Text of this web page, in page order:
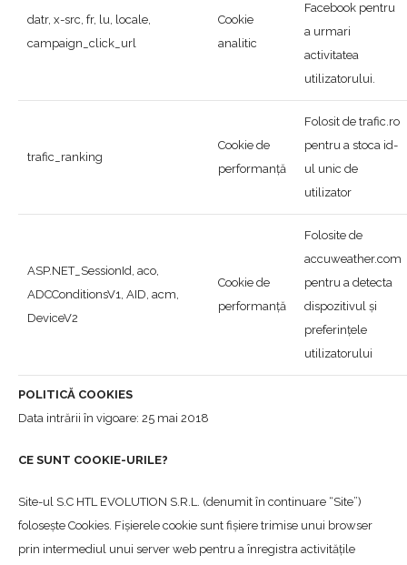
datr, x-src, fr, lu, locale,
campaign_click_url
Cookie
analitic
Facebook pentru
a urmari
activitatea
utilizatorului.
trafic_ranking
Cookie de
performanță
Folosit de trafic.ro
pentru a stoca id-
ul unic de
utilizator
ASP.NET_SessionId, aco,
ADCConditionsV1, AID, acm,
DeviceV2
Cookie de
performanță
Folosite de
accuweather.com
pentru a detecta
dispozitivul și
preferințele
utilizatorului
POLITICĂ COOKIES
Data intrării în vigoare: 25 mai 2018
CE SUNT COOKIE-URILE?
Site-ul S.C HTL EVOLUTION S.R.L. (denumit în continuare “Site”)
folosește Cookies. Fișierele cookie sunt fișiere trimise unui browser
prin intermediul unui server web pentru a înregistra activitățile